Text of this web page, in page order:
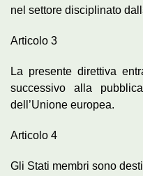
nel settore disciplinato
Articolo 3
La presente direttiva
successivo alla
dell’Unione europea.
Articolo 4
Gli Stati membri sono